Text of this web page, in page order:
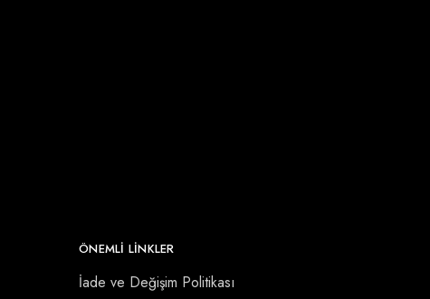
ÖNEMLI LINKLER
İade ve Değişim Politikası